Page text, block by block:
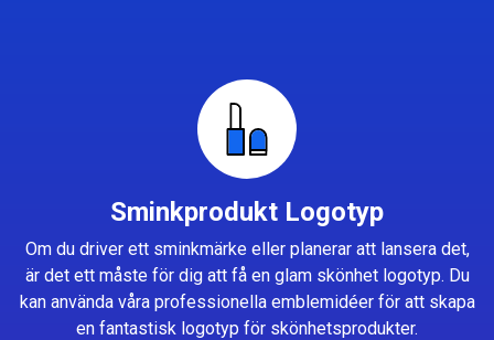
Sminkprodukt Logotyp
Om du driver ett sminkmärke eller planerar att lansera det,
är det ett måste för dig att få en glam skönhet logotyp. Du
kan använda våra professionella emblemidéer för att skapa
en fantastisk logotyp för skönhetsprodukter.